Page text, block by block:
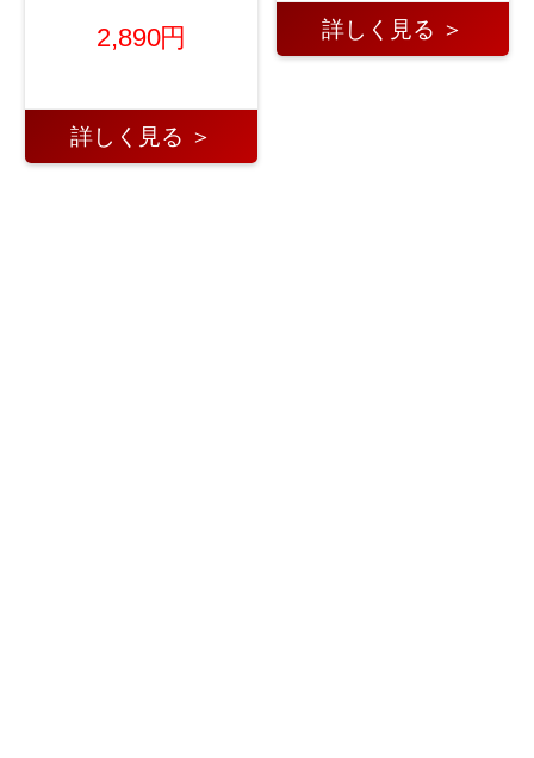
2,890円
詳しく見る ＞
詳しく見る ＞